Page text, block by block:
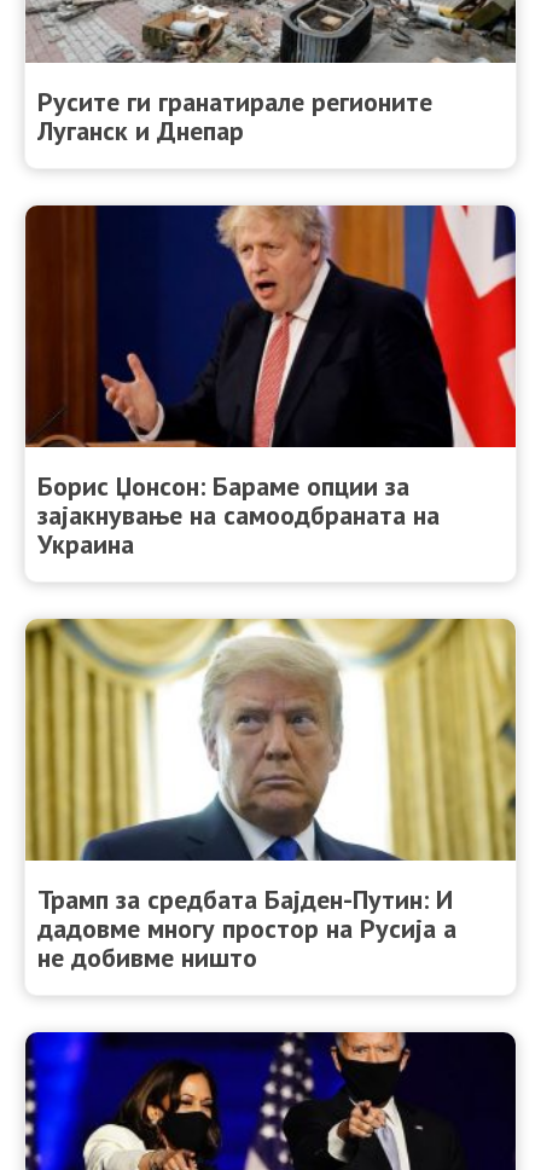
Русите ги гранатирале регионите
Луганск и Днепар
Борис Џонсон: Бараме опции за
зајакнување на самоодбраната на
Украина
Трамп за средбата Бајден-Путин: И
дадовме многу простор на Русија а
не добивме ништо